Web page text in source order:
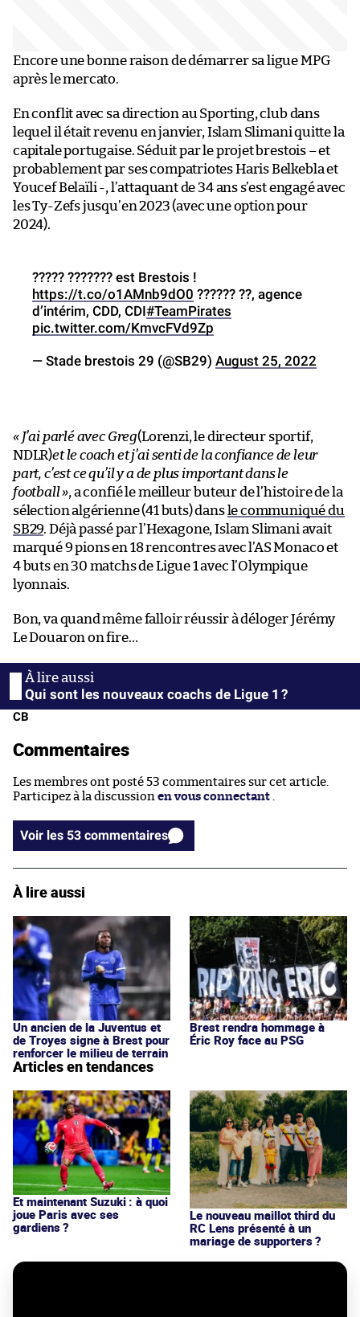
Encore une bonne raison de démarrer sa ligue MPG
après le mercato.
En conflit avec sa direction au Sporting, club dans
lequel il était revenu en janvier, Islam Slimani quitte la
capitale portugaise. Séduit par le projet brestois – et
probablement par ses compatriotes Haris Belkebla et
Youcef Belaïli -, l’attaquant de 34 ans s’est engagé avec
les Ty-Zefs jusqu’en 2023 (avec une option pour
2024).
????? ??????? est Brestois !
https://t.co/o1AMnb9dO0 ?????? ??, agence
d’intérim, CDD, CDI#TeamPirates
pic.twitter.com/KmvcFVd9Zp
— Stade brestois 29 (@SB29) August 25, 2022
« J’ai parlé avec Greg(Lorenzi, le directeur sportif,
NDLR)et le coach et j’ai senti de la confiance de leur
part, c’est ce qu’il y a de plus important dans le
football », a confié le meilleur buteur de l’histoire de la
sélection algérienne (41 buts) dans le communiqué du
SB29. Déjà passé par l’Hexagone, Islam Slimani avait
marqué 9 pions en 18 rencontres avec l’AS Monaco et
4 buts en 30 matchs de Ligue 1 avec l’Olympique
lyonnais.
Bon, va quand même falloir réussir à déloger Jérémy
Le Douaron on fire…
Qui sont les nouveaux coachs de Ligue 1 ?
CB
Commentaires
Les membres ont posté 53 commentaires sur cet article.
Participez à la discussion en vous connectant
Voir les 53 commentaires
À lire aussi
Un ancien de la Juventus et
de Troyes signe à Brest pour
renforcer le milieu de terrain
Brest rendra hommage à
Éric Roy face au PSG
Articles en tendances
Et maintenant Suzuki : à quoi
joue Paris avec ses
gardiens ?
Le nouveau maillot third du
RC Lens présenté à un
mariage de supporters ?